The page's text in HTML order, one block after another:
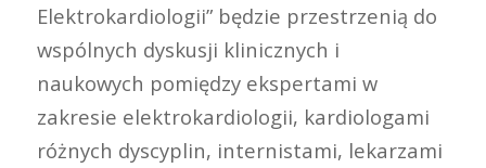
Elektrokardiologii” będzie przestrzenią do
wspólnych dyskusji klinicznych i
naukowych pomiędzy ekspertami w
zakresie elektrokardiologii, kardiologami
różnych dyscyplin, internistami, lekarzami